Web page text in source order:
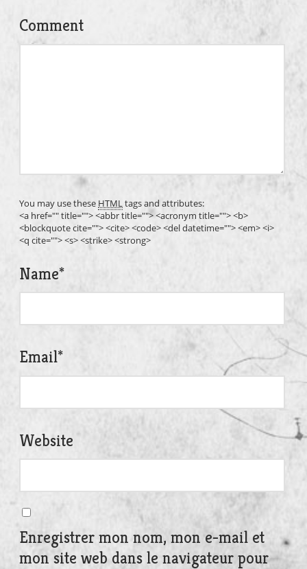
Comment
You may use these HTMLtags and attributes:
<a href="" title=""> <abbr title=""> <acronym title=""> <b>
<blockquote cite=""> <cite> <code> <del datetime=""> <em> <i>
<q cite=""> <s> <strike> <strong>
Name*
Email*
Website
Enregistrer mon nom, mon e-mail et
mon site web dans le navigateur pour